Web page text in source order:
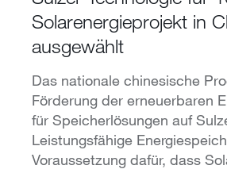
Solarenergieprojekt in
ausgewählt
Das nationale chinesische
Förderung der erneuerbaren
für Speicherlösungen auf
Leistungsfähige
Voraussetzung dafür, dass